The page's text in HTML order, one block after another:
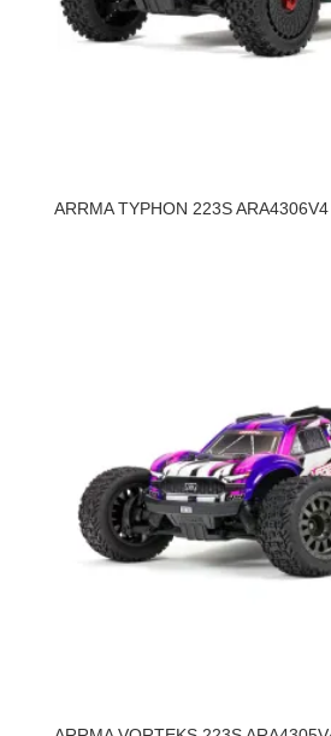
ARRMA TYPHON 223S ARA4306V4